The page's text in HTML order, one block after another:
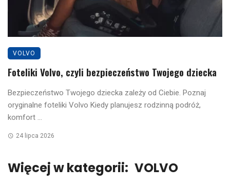
VOLVO
Foteliki Volvo, czyli bezpieczeństwo Twojego dziecka
Bezpieczeństwo Twojego dziecka zależy od Ciebie. Poznaj
oryginalne foteliki Volvo Kiedy planujesz rodzinną podróż,
komfort ...
24 lipca 2026
Więcej w kategorii: VOLVO